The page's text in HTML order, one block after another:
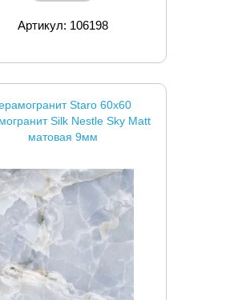
Артикул: 106198
Staro 60x60
Silk Nestle Sky Matt
матовая 9мм